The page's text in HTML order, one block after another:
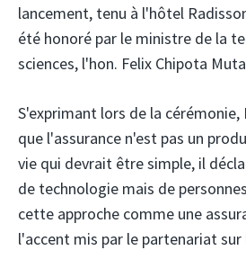
lancement, tenu à l'hôtel
été honoré par le ministre de la
sciences, l'hon. Felix Chipota
S'exprimant lors de la
que l'assurance n'est pas un
vie qui devrait être simple, il
de technologie mais de
cette approche comme une
l'accent mis par le partenariat